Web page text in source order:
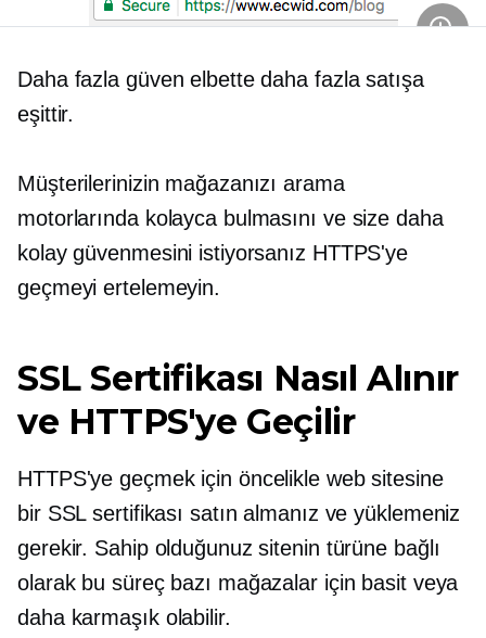
Daha fazla güven elbette daha fazla satışa
eşittir.
Müşterilerinizin mağazanızı arama
motorlarında kolayca bulmasını ve size daha
kolay güvenmesini istiyorsanız HTTPS'ye
geçmeyi ertelemeyin.
SSL Sertifikası Nasıl Alınır
ve HTTPS'ye Geçilir
HTTPS'ye geçmek için öncelikle web sitesine
bir SSL sertifikası satın almanız ve yüklemeniz
gerekir. Sahip olduğunuz sitenin türüne bağlı
olarak bu süreç bazı mağazalar için basit veya
daha karmaşık olabilir.